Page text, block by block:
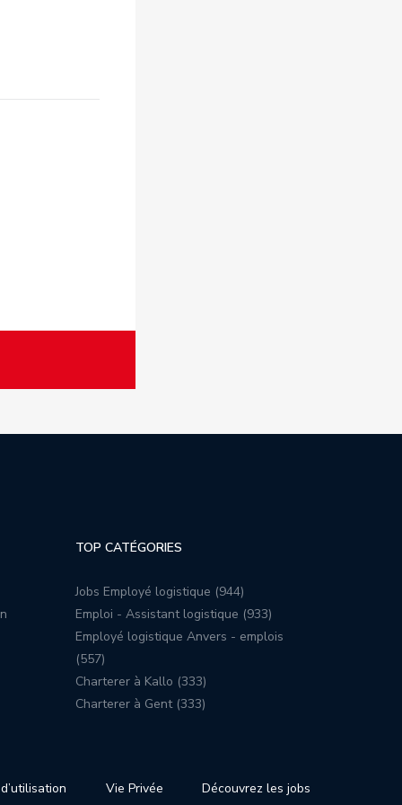
TOP CATÉGORIES
Jobs Employé logistique (944)
Emploi - Assistant logistique (933)
Employé logistique Anvers - emplois
(557)
Charterer à Kallo (333)
Charterer à Gent (333)
Vie Privée Découvrez les jobs